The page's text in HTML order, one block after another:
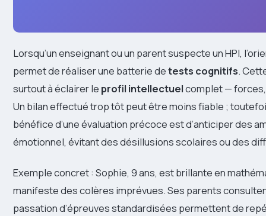
Lorsqu’un enseignant ou un parent suspecte un HPI,
permet de réaliser une batterie detests cognitifs.
surtout à éclairer le profil intellectuelcomplet —
Un bilan effectué trop tôt peut être moins fiable ;
bénéfice d’une évaluation précoce est d’anticiper des
émotionnel, évitant des désillusions scolaires ou des
Exemple concret : Sophie, 9 ans, est brillante en
manifeste des colères imprévues. Ses parents
passation d’épreuves standardisées permettent de